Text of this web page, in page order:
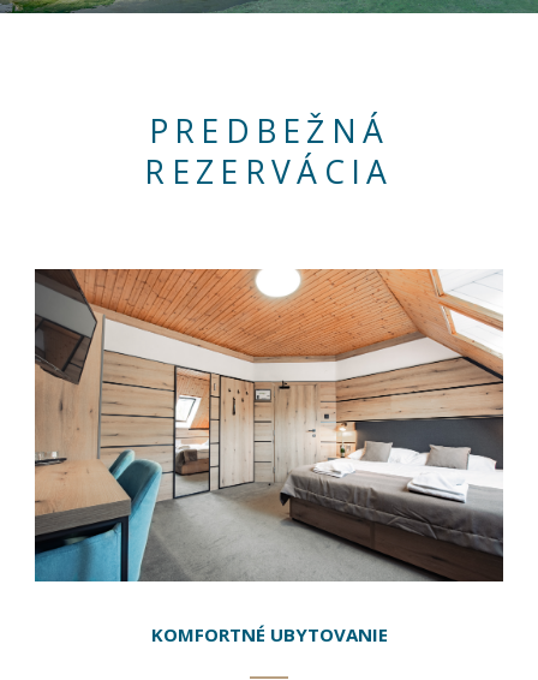
PREDBEŽNÁ
REZERVÁCIA
KOMFORTNÉ UBYTOVANIE
Nevyhnutné
Tieto cookies
sú
nevyhnutné
pre správne
fungovanie
našej webovej
stránky.
Zahŕňajú
napríklad
prihlásenie,
bezpečnostné
nastavenia
alebo
formulárov.